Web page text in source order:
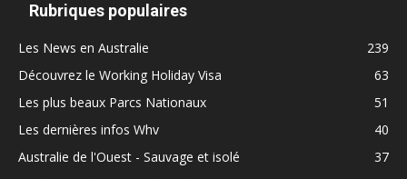
Rubriques populaires
Les News en Australie
239
Découvrez le Working Holiday Visa
63
Les plus beaux Parcs Nationaux
51
Les dernières infos Whv
40
Australie de l'Ouest - Sauvage et isolé
37